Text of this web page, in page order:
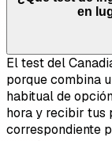
en
El test del
porque combina
habitual de
hora y recibir tus
correspondiente